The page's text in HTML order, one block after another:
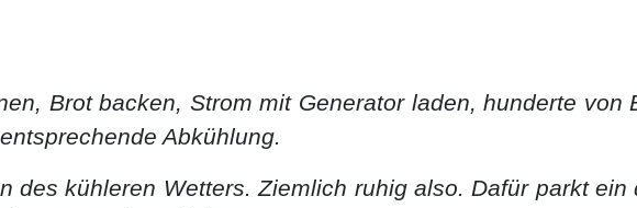
Brot backen, Strom mit Generator laden, hunderte von
Abkühlung.
des kühleren Wetters. Ziemlich ruhig also. Dafür parkt